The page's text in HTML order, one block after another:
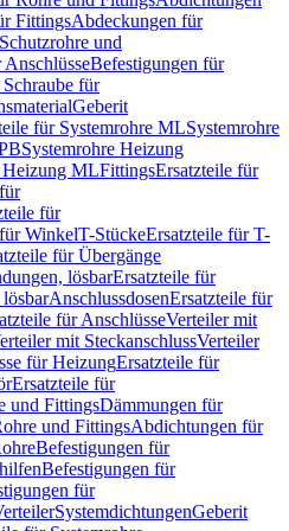
FittingsAbdeckungen für
Schutzrohre und
Befestigungen für
Schraube für
Geberit
für Systemrohre MLSystemrohre
Systemrohre Heizung
Heizung MLFittingsErsatzteile für
für
WinkelT-StückeErsatzteile für T-
für Übergänge
lösbarErsatzteile für
AnschlussdosenErsatzteile für
für AnschlüsseVerteiler mit
mit SteckanschlussVerteiler
für HeizungErsatzteile für
Ersatzteile für
und FittingsDämmungen für
und FittingsAbdichtungen für
Befestigungen für
Befestigungen für
für
SystemdichtungenGeberit